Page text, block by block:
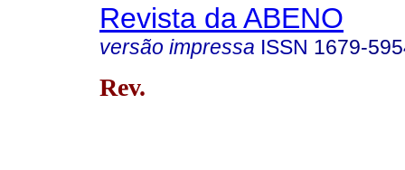
Revista da ABENO
versão impressa ISSN 1679-
Rev.